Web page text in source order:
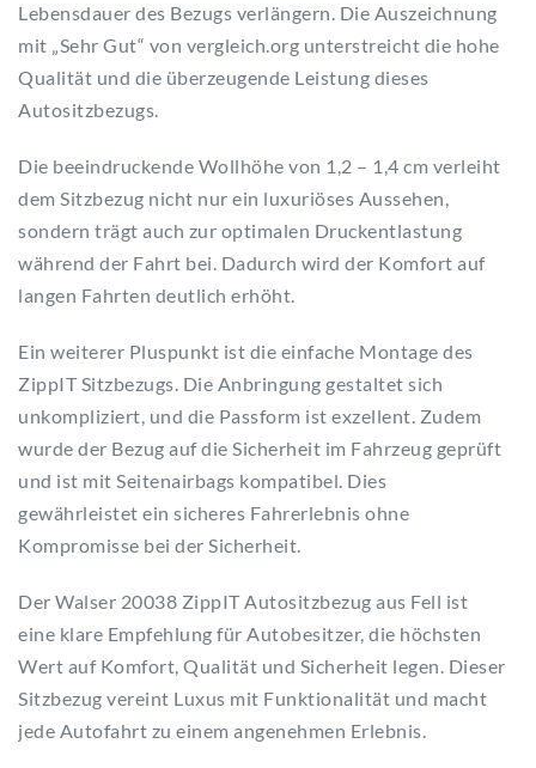
Lebensdauer des Bezugs verlängern. Die Auszeichnung
mit „Sehr Gut“ von vergleich.org unterstreicht die hohe
Qualität und die überzeugende Leistung dieses
Autositzbezugs.
Die beeindruckende Wollhöhe von 1,2 – 1,4 cm verleiht
dem Sitzbezug nicht nur ein luxuriöses Aussehen,
sondern trägt auch zur optimalen Druckentlastung
während der Fahrt bei. Dadurch wird der Komfort auf
langen Fahrten deutlich erhöht.
Ein weiterer Pluspunkt ist die einfache Montage des
ZippIT Sitzbezugs. Die Anbringung gestaltet sich
unkompliziert, und die Passform ist exzellent. Zudem
wurde der Bezug auf die Sicherheit im Fahrzeug geprüft
und ist mit Seitenairbags kompatibel. Dies
gewährleistet ein sicheres Fahrerlebnis ohne
Kompromisse bei der Sicherheit.
Der Walser 20038 ZippIT Autositzbezug aus Fell ist
eine klare Empfehlung für Autobesitzer, die höchsten
Wert auf Komfort, Qualität und Sicherheit legen. Dieser
Sitzbezug vereint Luxus mit Funktionalität und macht
jede Autofahrt zu einem angenehmen Erlebnis.